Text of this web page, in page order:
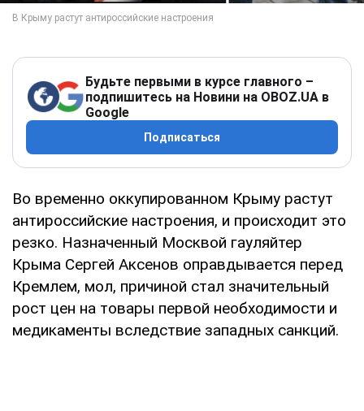
Будьте первыми в курсе главного –
подпишитесь на Новини на OBOZ.UA в
Google
Подписаться
Во временно оккупированном Крыму растут
антироссийские настроения, и происходит это
резко. Назначенный Москвой гауляйтер
Крыма Сергей Аксенов оправдывается перед
Кремлем, мол, причиной стал значительный
рост цен на товары первой необходимости и
медикаменты вследствие западных санкций.